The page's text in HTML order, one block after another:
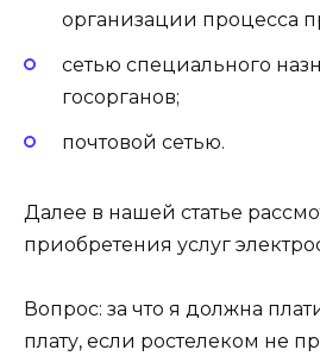
организации процесса
сетью специального
госорганов;
почтовой сетью.
Далее в нашей статье
приобретения услуг
Вопрос: за что я должна
плату, если ростелеком не